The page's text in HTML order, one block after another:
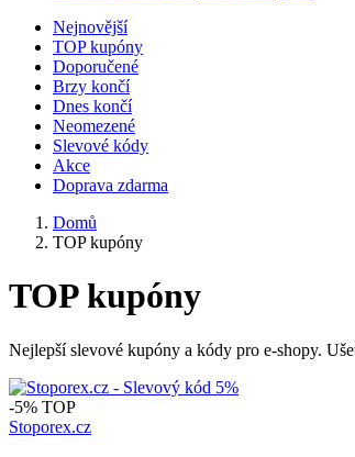
Nejnovější
TOP kupóny
Doporučené
Brzy končí
Dnes končí
Neomezené
Slevové kódy
Akce
Doprava zdarma
Domů
TOP kupóny
TOP kupóny
Nejlepší slevové kupóny a kódy pro e-shopy.
-5% TOP
Stoporex.cz